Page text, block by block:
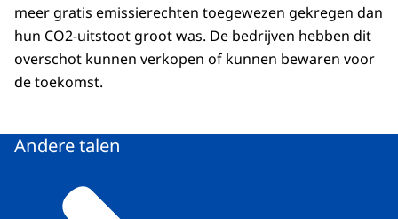
meer gratis emissierechten toegewezen gekregen dan
hun CO2-uitstoot groot was. De bedrijven hebben dit
overschot kunnen verkopen of kunnen bewaren voor
de toekomst.
Andere talen